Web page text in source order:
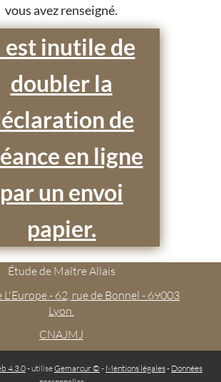
vous avez renseigné.
est inutile de
doubler la
de
en ligne
par un envoi
papier.
Étude de Maître Allais
L'Europe - 62, rue de Bonnel - 69003
Lyon.
CNAJMJ
4.3.0- utiliseGemarcur © - Mentions légales- Données